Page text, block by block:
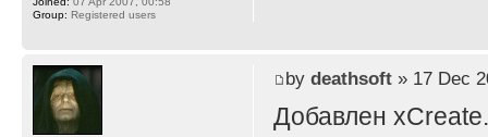
Group: Registered users
by deathsoft» 17 Dec
Добавлен xCreate.